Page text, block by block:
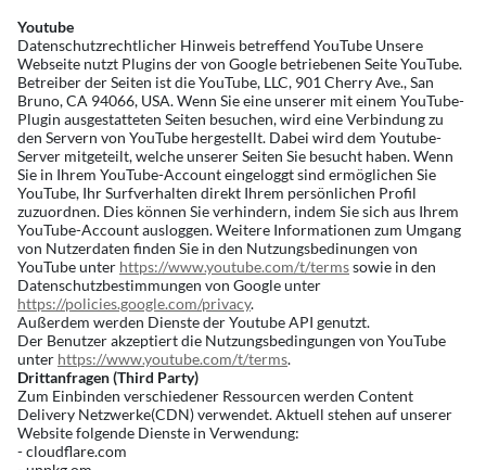
Youtube
Datenschutzrechtlicher Hinweis betreffend YouTube Unsere
Webseite nutzt Plugins der von Google betriebenen Seite YouTube.
Betreiber der Seiten ist die YouTube, LLC, 901 Cherry Ave., San
Bruno, CA 94066, USA. Wenn Sie eine unserer mit einem YouTube-
Plugin ausgestatteten Seiten besuchen, wird eine Verbindung zu
den Servern von YouTube hergestellt. Dabei wird dem Youtube-
Server mitgeteilt, welche unserer Seiten Sie besucht haben. Wenn
Sie in Ihrem YouTube-Account eingeloggt sind ermöglichen Sie
YouTube, Ihr Surfverhalten direkt Ihrem persönlichen Profil
zuzuordnen. Dies können Sie verhindern, indem Sie sich aus Ihrem
YouTube-Account ausloggen. Weitere Informationen zum Umgang
von Nutzerdaten finden Sie in den Nutzungsbedinungen von
YouTube unter https://www.youtube.com/t/termssowie in den
Datenschutzbestimmungen von Google unter
https://policies.google.com/privacy.
Außerdem werden Dienste der Youtube API genutzt.
Der Benutzer akzeptiert die Nutzungsbedingungen von YouTube
unter https://www.youtube.com/t/terms.
Drittanfragen (Third Party)
Zum Einbinden verschiedener Ressourcen werden Content
Delivery Netzwerke(CDN) verwendet. Aktuell stehen auf unserer
Website folgende Dienste in Verwendung:
- cloudflare.com